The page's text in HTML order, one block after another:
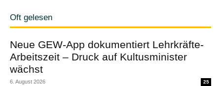
Oft gelesen
Neue GEW-App dokumentiert Lehrkräfte-
Arbeitszeit – Druck auf Kultusminister
wächst
6. August 2026 25